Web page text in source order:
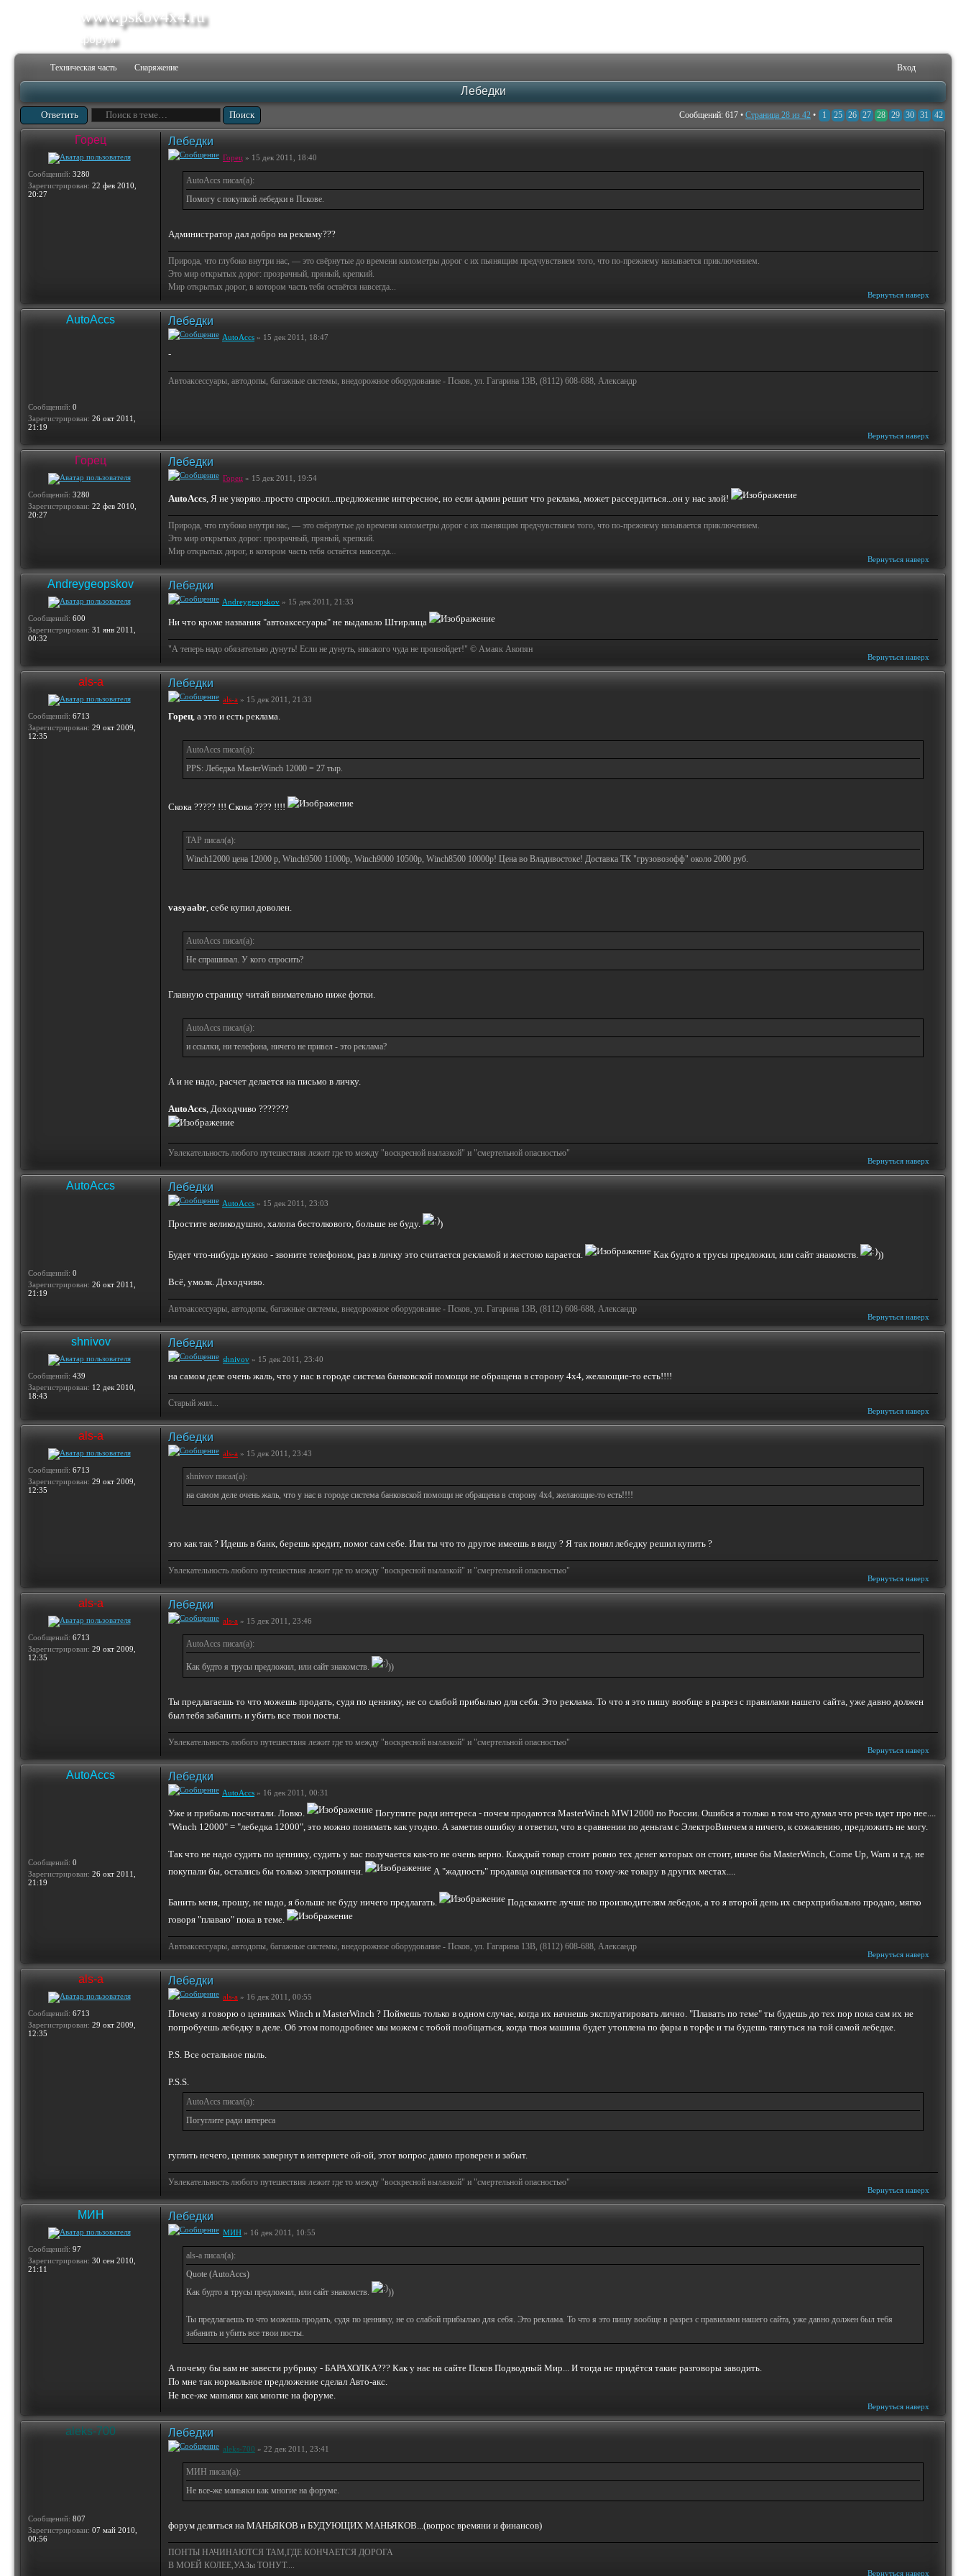
www.pskov4x4.ru
форум
Техническая часть Снаряжение Вход
Лебедки
Ответить Сообщений: 617 • Страница 28 из 42 • 1 25 26 27 28 29 30 31 42
Горец
Сообщений: 3280
Зарегистрирован: 22 фев 2010,
20:27
Лебедки
Горец » 15 дек 2011, 18:40
AutoAccs писал(а):
Помогу с покупкой лебедки в Пскове.
Администратор дал добро на рекламу???
Природа, что глубоко внутри нас, — это свёрнутые до времени километры дорог с их пьянящим предчувствием того, что по-прежнему называется приключением.
Это мир открытых дорог: прозрачный, пряный, крепкий.
Мир открытых дорог, в котором часть тебя остаётся навсегда...
Вернуться наверх
AutoAccs
Сообщений: 0
Зарегистрирован: 26 окт 2011,
21:19
Лебедки
AutoAccs » 15 дек 2011, 18:47
-
Автоаксессуары, автодопы, багажные системы, внедорожное оборудование - Псков, ул. Гагарина 13В, (8112) 608-688, Александр
Вернуться наверх
Горец
Сообщений: 3280
Зарегистрирован: 22 фев 2010,
20:27
Лебедки
Горец » 15 дек 2011, 19:54
AutoAccs, Я не укоряю..просто спросил...предложение интересное, но если админ решит что реклама, может рассердиться...он у нас злой!
Природа, что глубоко внутри нас, — это свёрнутые до времени километры дорог с их пьянящим предчувствием того, что по-прежнему называется приключением.
Это мир открытых дорог: прозрачный, пряный, крепкий.
Мир открытых дорог, в котором часть тебя остаётся навсегда...
Вернуться наверх
Andreygeopskov
Сообщений: 600
Зарегистрирован: 31 янв 2011,
00:32
Лебедки
Andreygeopskov » 15 дек 2011, 21:33
Ни что кроме названия "автоаксесуары" не выдавало Штирлица
"А теперь надо обязательно дунуть! Если не дунуть, никакого чуда не произойдет!" © Амаяк Акопян
Вернуться наверх
als-a
Сообщений: 6713
Зарегистрирован: 29 окт 2009,
12:35
Лебедки
als-a » 15 дек 2011, 21:33
Горец, а это и есть реклама.
AutoAccs писал(а):
PPS: Лебедка MasterWinch 12000 = 27 тыр.
Скока ????? !!! Скока ???? !!!!
TAP писал(а):
Winch12000 цена 12000 р, Winch9500 11000р, Winch9000 10500р, Winch8500 10000р! Цена во Владивостоке! Доставка ТК "грузовозофф" около 2000 руб.
vasyaabr, себе купил доволен.
AutoAccs писал(а):
Не спрашивал. У кого спросить?
Главную страницу читай внимательно ниже фотки.
AutoAccs писал(а):
и ссылки, ни телефона, ничего не привел - это реклама?
А и не надо, расчет делается на письмо в личку.
AutoAccs, Доходчиво ???????
Увлекательность любого путешествия лежит где то между "воскресной вылазкой" и "смертельной опасностью"
Вернуться наверх
AutoAccs
Сообщений: 0
Зарегистрирован: 26 окт 2011,
21:19
Лебедки
AutoAccs » 15 дек 2011, 23:03
Простите великодушно, халопа бестолкового, больше не буду. )
Будет что-нибудь нужно - звоните телефоном, раз в личку это считается рекламой и жестоко карается. Как будто я трусы предложил, или сайт знакомств. ))
Всё, умолк. Доходчиво.
Автоаксессуары, автодопы, багажные системы, внедорожное оборудование - Псков, ул. Гагарина 13В, (8112) 608-688, Александр
Вернуться наверх
shnivov
Сообщений: 439
Зарегистрирован: 12 дек 2010,
18:43
Лебедки
shnivov » 15 дек 2011, 23:40
на самом деле очень жаль, что у нас в городе система банковской помощи не обращена в сторону 4х4, желающие-то есть!!!!
Старый жил...
Вернуться наверх
als-a
Сообщений: 6713
Зарегистрирован: 29 окт 2009,
12:35
Лебедки
als-a » 15 дек 2011, 23:43
shnivov писал(а):
на самом деле очень жаль, что у нас в городе система банковской помощи не обращена в сторону 4х4, желающие-то есть!!!!
это как так ? Идешь в банк, берешь кредит, помог сам себе. Или ты что то другое имеешь в виду ? Я так понял лебедку решил купить ?
Увлекательность любого путешествия лежит где то между "воскресной вылазкой" и "смертельной опасностью"
Вернуться наверх
als-a
Сообщений: 6713
Зарегистрирован: 29 окт 2009,
12:35
Лебедки
als-a » 15 дек 2011, 23:46
AutoAccs писал(а):
Как будто я трусы предложил, или сайт знакомств. ))
Ты предлагаешь то что можешь продать, судя по ценнику, не со слабой прибылью для себя. Это реклама. То что я это пишу вообще в разрез с правилами нашего сайта, уже давно должен
был тебя забанить и убить все твои посты.
Увлекательность любого путешествия лежит где то между "воскресной вылазкой" и "смертельной опасностью"
Вернуться наверх
AutoAccs
Сообщений: 0
Зарегистрирован: 26 окт 2011,
21:19
Лебедки
AutoAccs » 16 дек 2011, 00:31
Уже и прибыль посчитали. Ловко.
Погуглите ради интереса - почем продаются MasterWinch MW12000 по России. Ошибся я только в том что думал что речь идет про нее....
"Winch 12000" = "лебедка 12000", это можно понимать как угодно. А заметив ошибку я ответил, что в сравнении по деньгам с ЭлектроВинчем я ничего, к сожалению, предложить не могу.
Так что не надо судить по ценнику, судить у вас получается как-то не очень верно. Каждый товар стоит ровно тех денег которых он стоит, иначе бы MasterWinch, Come Up, Warn и т.д. не
покупали бы, остались бы только электровинчи.
А "жадность" продавца оценивается по тому-же товару в других местах....
Банить меня, прошу, не надо, я больше не буду ничего предлагать.
Подскажите лучше по производителям лебедок, а то я второй день их сверхприбыльно продаю, мягко
говоря "плаваю" пока в теме.
Автоаксессуары, автодопы, багажные системы, внедорожное оборудование - Псков, ул. Гагарина 13В, (8112) 608-688, Александр
Вернуться наверх
als-a
Сообщений: 6713
Зарегистрирован: 29 окт 2009,
12:35
Лебедки
als-a » 16 дек 2011, 00:55
Почему я говорю о ценниках Winch и MasterWinch ? Поймешь только в одном случае, когда их начнешь эксплуатировать лично. "Плавать по теме" ты будешь до тех пор пока сам их не
попробуешь лебедку в деле. Об этом поподробнее мы можем с тобой пообщаться, когда твоя машина будет утоплена по фары в торфе и ты будешь тянуться на той самой лебедке.
P.S. Все остальное пыль.
P.S.S.
AutoAccs писал(а):
Погуглите ради интереса
гуглить нечего, ценник завернут в интернете ой-ой, этот вопрос давно проверен и забыт.
Увлекательность любого путешествия лежит где то между "воскресной вылазкой" и "смертельной опасностью"
Вернуться наверх
МИН
Сообщений: 97
Зарегистрирован: 30 сен 2010,
21:11
Лебедки
МИН » 16 дек 2011, 10:55
als-a писал(а):
Quote (AutoAccs)
Как будто я трусы предложил, или сайт знакомств.
))
Ты предлагаешь то что можешь продать, судя по ценнику, не со слабой прибылью для себя. Это реклама. То что я это пишу вообще в разрез с правилами нашего сайта, уже давно должен был тебя
забанить и убить все твои посты.
А почему бы вам не завести рубрику - БАРАХОЛКА??? Как у нас на сайте Псков Подводный Мир... И тогда не придётся такие разговоры заводить.
По мне так нормальное предложение сделал Авто-акс.
Не все-же маньяки как многие на форуме.
Вернуться наверх
aleks-700
Сообщений: 807
Зарегистрирован: 07 май 2010,
00:56
Лебедки
aleks-700 » 22 дек 2011, 23:41
МИН писал(а):
Не все-же маньяки как многие на форуме.
форум делиться на МАНЬЯКОВ и БУДУЮЩИХ МАНЬЯКОВ...(вопрос времяни и финансов)
ПОНТЫ НАЧИНАЮТСЯ ТАМ,ГДЕ КОНЧАЕТСЯ ДОРОГА
В МОЕЙ КОЛЕЕ,УАЗы ТОНУТ....
Вернуться наверх